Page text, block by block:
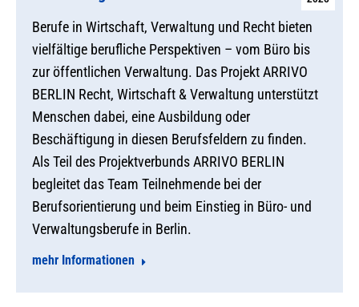
Berufe in Wirtschaft, Verwaltung und Recht bieten
vielfältige berufliche Perspektiven – vom Büro bis
zur öffentlichen Verwaltung. Das Projekt ARRIVO
BERLIN Recht, Wirtschaft & Verwaltung unterstützt
Menschen dabei, eine Ausbildung oder
Beschäftigung in diesen Berufsfeldern zu finden.
Als Teil des Projektverbunds ARRIVO BERLIN
begleitet das Team Teilnehmende bei der
Berufsorientierung und beim Einstieg in Büro- und
Verwaltungsberufe in Berlin.
mehr Informationen